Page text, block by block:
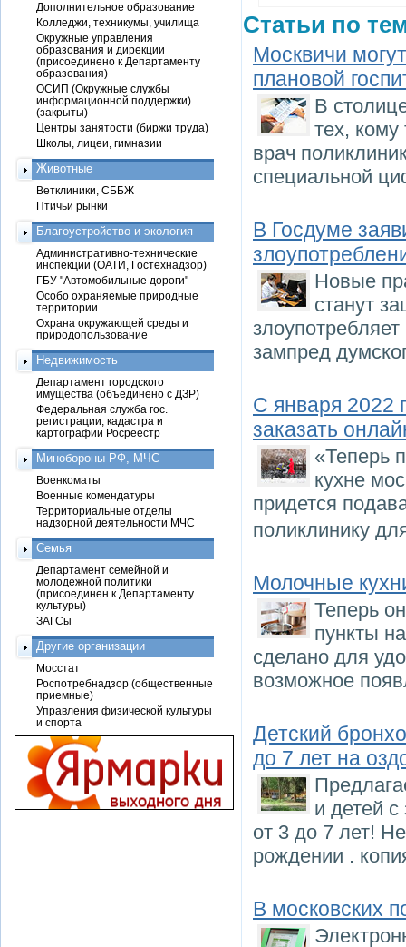
Статьи по
Москвичи
плановой
В
тех, кому
врач
специальной
В Госдуме
Новые
станут
зампред
С января 2022
заказать
«Теперь
кухне
придется
поликлинику
Молочные
Теперь
пункты
сделано для
возможное
Детский
до 7 лет на
и детей
от 3 до 7 лет!
рождении .
В московских
Дополнительное образование
Колледжи, техникумы, училища
Окружные управления
образования и дирекции
(присоединено к Департаменту
образования)
ОСИП (Окружные службы
информационной поддержки)
(закрыты)
Центры занятости (биржи труда)
Школы, лицеи, гимназии
Животные
Ветклиники, СББЖ
Птичьи рынки
Благоустройство и экология
Административно-технические
инспекции (ОАТИ, Гостехнадзор)
ГБУ "Автомобильные дороги"
Особо охраняемые природные
территории
Охрана окружающей среды и
природопользование
Недвижимость
Департамент городского
имущества (объединено с ДЗР)
Федеральная служба гос.
регистрации, кадастра и
картографии Росреестр
Минобороны РФ, МЧС
Военкоматы
Военные комендатуры
Территориальные отделы
надзорной деятельности МЧС
Семья
Департамент семейной и
молодежной политики
(присоединен к Департаменту
культуры)
ЗАГСы
Другие организации
Мосстат
Роспотребнадзор (общественные
приемные)
Управления физической культуры
и спорта